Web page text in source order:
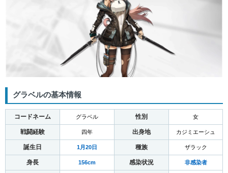
グラベルの基本情報
コードネーム グラベル 性別 女
戦闘経験 四年 出身地 カジミエーシュ
誕生日 1月20日 種族 ザラック
身長 156cm 感染状況 非感染者